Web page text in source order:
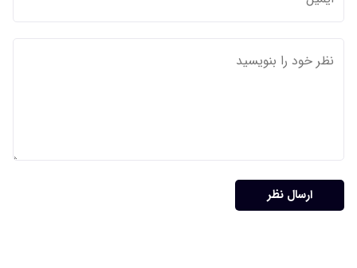
ارسال نظر